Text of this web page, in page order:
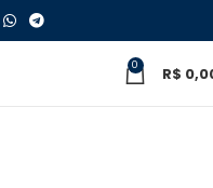
0 R$